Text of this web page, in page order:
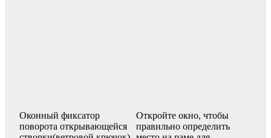
Оконный фиксатор
поворота открывающейся
Откройте окно, чтобы
правильно определить